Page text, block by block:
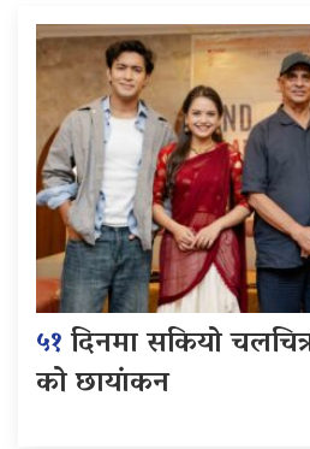
५१दिनमा सकियो
को छायांकन